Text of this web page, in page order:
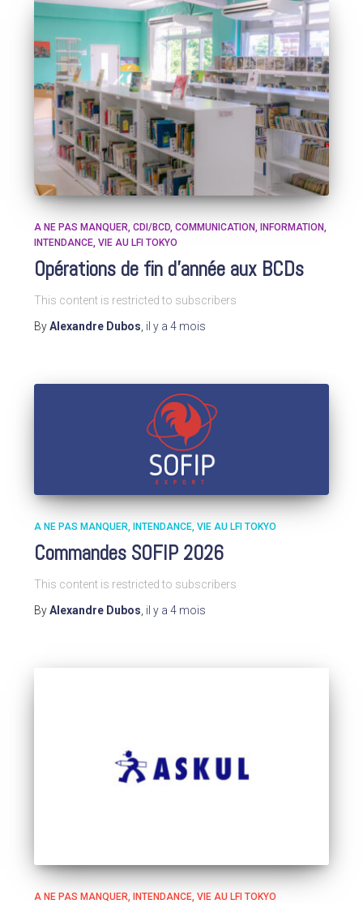
A NE PAS MANQUER CDI/BCD COMMUNICATION INFORMATION
INTENDANCE VIE AU LFI TOKYO
Opérations de fin d’année aux BCDs
This content is restricted to subscribers
ByAlexandre Dubos il y a 4 mois
A NE PAS MANQUER INTENDANCE VIE AU LFI TOKYO
Commandes SOFIP 2026
This content is restricted to subscribers
ByAlexandre Dubos il y a 4 mois
A NE PAS MANQUER INTENDANCE VIE AU LFI TOKYO